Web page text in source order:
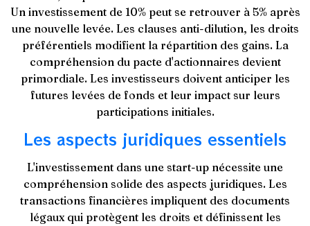
Un investissement de 10% peut se retrouver à 5% après
une nouvelle levée. Les clauses anti-dilution, les droits
préférentiels modifient la répartition des gains. La
compréhension du pacte d'actionnaires devient
primordiale. Les investisseurs doivent anticiper les
futures levées de fonds et leur impact sur leurs
participations initiales.
Les aspects juridiques essentiels
L'investissement dans une start-up nécessite une
compréhension solide des aspects juridiques. Les
transactions financières impliquent des documents
légaux qui protègent les droits et définissent les